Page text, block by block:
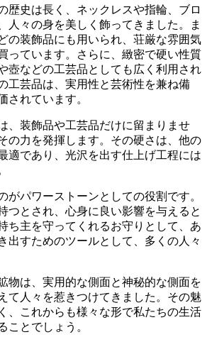
歴史は長く
、ネックレスや指輪、ブロ
人々の身を美しく飾ってきました。ま
の装飾品にも用いられ、荘厳な雰囲気
っています。さらに、緻密で硬い性質
壺などの工芸品としても広く利用され
工芸品は、 実用性と芸術性を兼ね備
されています。
、装飾品や工芸品だけに留まりませ
の力を発揮します。その硬さは、他の
適であり、 光沢を出す仕上げ工程には
がパワーストーンとしての役割です。
つとされ、 心身に良い影響を与える と
ち主を守ってくれるお守りとして、あ
出すためのツールとして、多くの人々
物は、 実用的な側面と神秘的な側面を
て人々を惹きつけてきました。その魅
、これからも様々な形で私たちの生活
ことでしょう。